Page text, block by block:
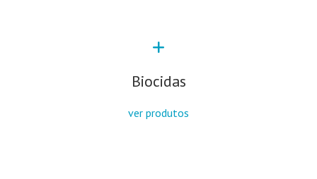
Biocidas
ver produtos